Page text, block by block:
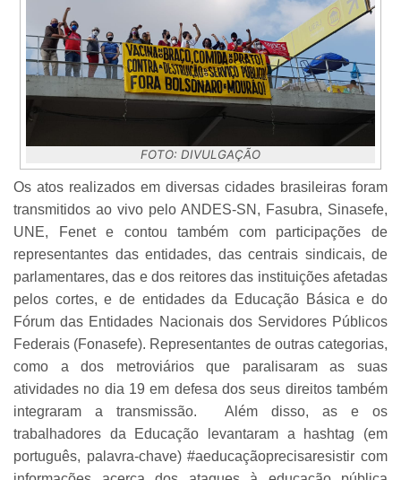
FOTO: DIVULGAÇÃO
Os atos realizados em diversas cidades brasileiras foram
transmitidos ao vivo pelo ANDES-SN, Fasubra, Sinasefe,
UNE, Fenet e contou também com participações de
representantes das entidades, das centrais sindicais, de
parlamentares, das e dos reitores das instituições afetadas
pelos cortes, e de entidades da Educação Básica e do
Fórum das Entidades Nacionais dos Servidores Públicos
Federais (Fonasefe). Representantes de outras categorias,
como a dos metroviários que paralisaram as suas
atividades no dia 19 em defesa dos seus direitos também
integraram a transmissão. Além disso, as e os
trabalhadores da Educação levantaram a hashtag (em
português, palavra-chave) #aeducaçãoprecisaresistir com